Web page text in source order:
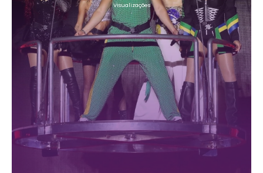
Visualizações